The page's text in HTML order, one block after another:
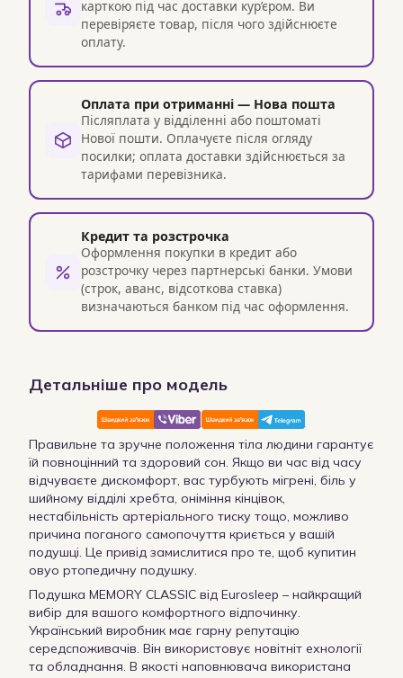
карткою під час доставки кур’єром. Ви
перевіряєте товар, після чого здійснюєте
оплату.
Оплата при отриманні — Нова пошта
Післяплата у відділенні або поштоматі
Нової пошти. Оплачуєте після огляду
посилки; оплата доставки здійснюється за
тарифами перевізника.
Кредит та розстрочка
Оформлення покупки в кредит або
розстрочку через партнерські банки. Умови
(строк, аванс, відсоткова ставка)
визначаються банком під час оформлення.
Детальніше про модель
Правильне та зручне положення тіла людини гарантує
їй повноцінний та здоровий сон. Якщо ви час від часу
відчуваєте дискомфорт, вас турбують мігрені, біль у
шийному відділі хребта, оніміння кінцівок,
нестабільність артеріального тиску тощо, можливо
причина поганого самопочуття криється у вашій
подушці. Це привід замислитися про те, щоб купитин
овуо ртопедичну подушку.
Подушка MEMORY CLASSIC від Eurosleep – найкращий
вибір для вашого комфортного відпочинку.
Український виробник має гарну репутацію
середспоживачів. Він використовує новітніт ехнології
та обладнання. В якості наповнювача використана